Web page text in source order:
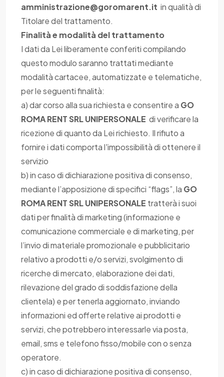
amministrazione@goromarent.it in qualità di
Titolare del trattamento.
Finalità e modalità del trattamento
I dati da Lei liberamente conferiti compilando
questo modulo saranno trattati mediante
modalità cartacee, automatizzate e telematiche,
per le seguenti finalità:
a) dar corso alla sua richiesta e consentire a GO
ROMA RENT SRL UNIPERSONALE di verificare la
ricezione di quanto da Lei richiesto. Il rifiuto a
fornire i dati comporta l'impossibilità di ottenere il
servizio
b) in caso di dichiarazione positiva di consenso,
mediante l’apposizione di specifici “flags”, la GO
ROMA RENT SRL UNIPERSONALE tratterà i suoi
dati per finalità di marketing (informazione e
comunicazione commerciale e di marketing, per
l’invio di materiale promozionale e pubblicitario
relativo a prodotti e/o servizi, svolgimento di
ricerche di mercato, elaborazione dei dati,
rilevazione del grado di soddisfazione della
clientela) e per tenerla aggiornato, inviando
informazioni ed offerte relative ai prodotti e
servizi, che potrebbero interessarle via posta,
email, sms e telefono fisso/mobile con o senza
operatore.
c) in caso di dichiarazione positiva di consenso,